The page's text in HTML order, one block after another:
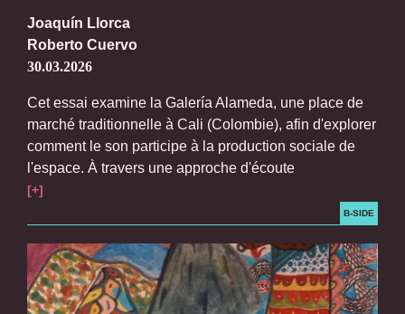
Joaquín Llorca
Roberto Cuervo
30.03.2026
Cet essai examine la Galería Alameda, une place de
marché traditionnelle à Cali (Colombie), afin d'explorer
comment le son participe à la production sociale de
l'espace. À travers une approche d'écoute
[+]
B-SIDE